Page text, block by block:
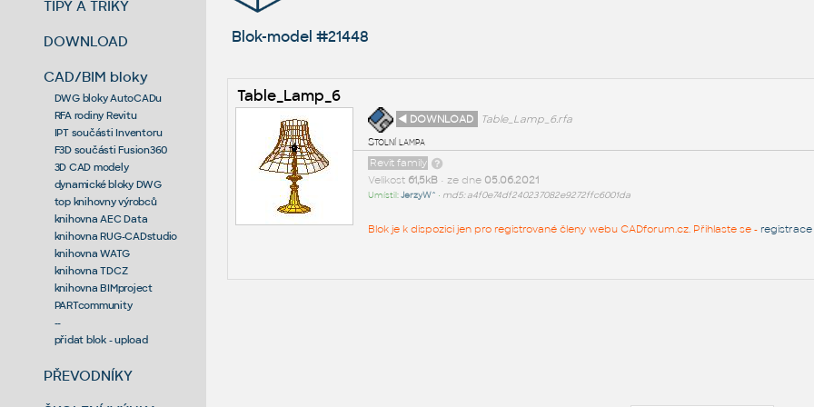
TIPY A TRIKY
DOWNLOAD
CAD/BIM bloky
DWG bloky AutoCADu
RFA rodiny Revitu
IPT součásti Inventoru
F3D součásti Fusion360
3D CAD modely
dynamické bloky DWG
top knihovny výrobců
knihovna AEC Data
knihovna RUG-CADstudio
knihovna WATG
knihovna TDCZ
knihovna BIMproject
PARTcommunity
--
přidat blok - upload
PŘEVODNÍKY
Blok-model #21448
Table_Lamp_6
◄ DOWNLOAD
Table_Lamp_6.rfa
Stolní lampa
Revit family
Velikost 61,5kB• ze dne 05.06.2021
Umístil:JerzyW^ • md5: a4f0e74df240237082e9272ffc6001da
Blok je k dispozici jen pro registrované členy webu CADforum.cz. Přihlaste se - registrace